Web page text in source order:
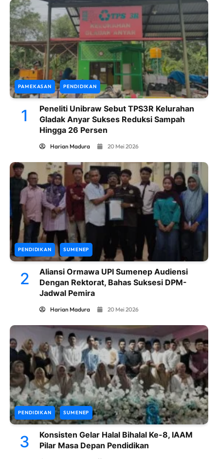
PAMEKASAN PENDIDIKAN
1
Peneliti Unibraw Sebut TPS3R Kelurahan
Gladak Anyar Sukses Reduksi Sampah
Hingga 26 Persen
Harian Madura 20 Mei 2026
PENDIDIKAN SUMENEP
2
Aliansi Ormawa UPI Sumenep Audiensi
Dengan Rektorat, Bahas Suksesi DPM-
Jadwal Pemira
Harian Madura 20 Mei 2026
PENDIDIKAN SUMENEP
3
Konsisten Gelar Halal Bihalal Ke-8, IAAM
Pilar Masa Depan Pendidikan